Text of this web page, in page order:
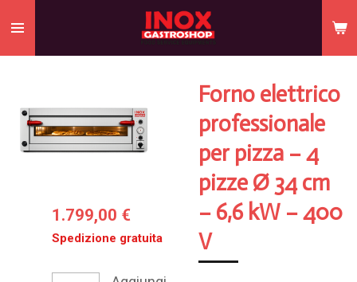
al
contenuto
Forno elettrico
professionale
per pizza – 4
pizze Ø 34 cm
– 6,6 kW – 400
V
1.799,00 €
Spedizione gratuita